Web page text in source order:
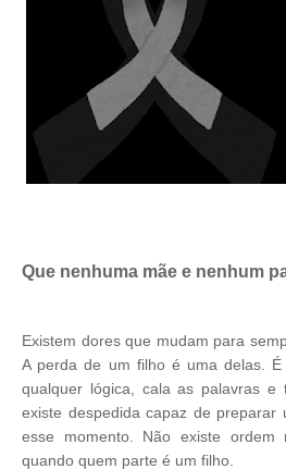
Que nenhuma mãe e nenhum
Existem dores que mudam para
A perda de um filho é uma delas.
qualquer lógica, cala as palavras e
existe despedida capaz de
esse momento. Não existe ordem
quando quem parte é um filho.